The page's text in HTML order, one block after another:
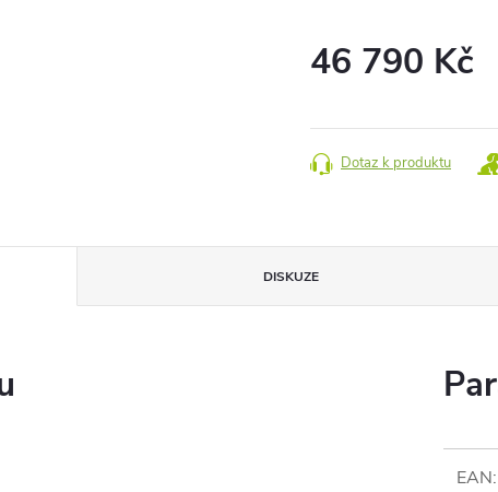
46 790 Kč
Dotaz k produktu
DISKUZE
EAN: